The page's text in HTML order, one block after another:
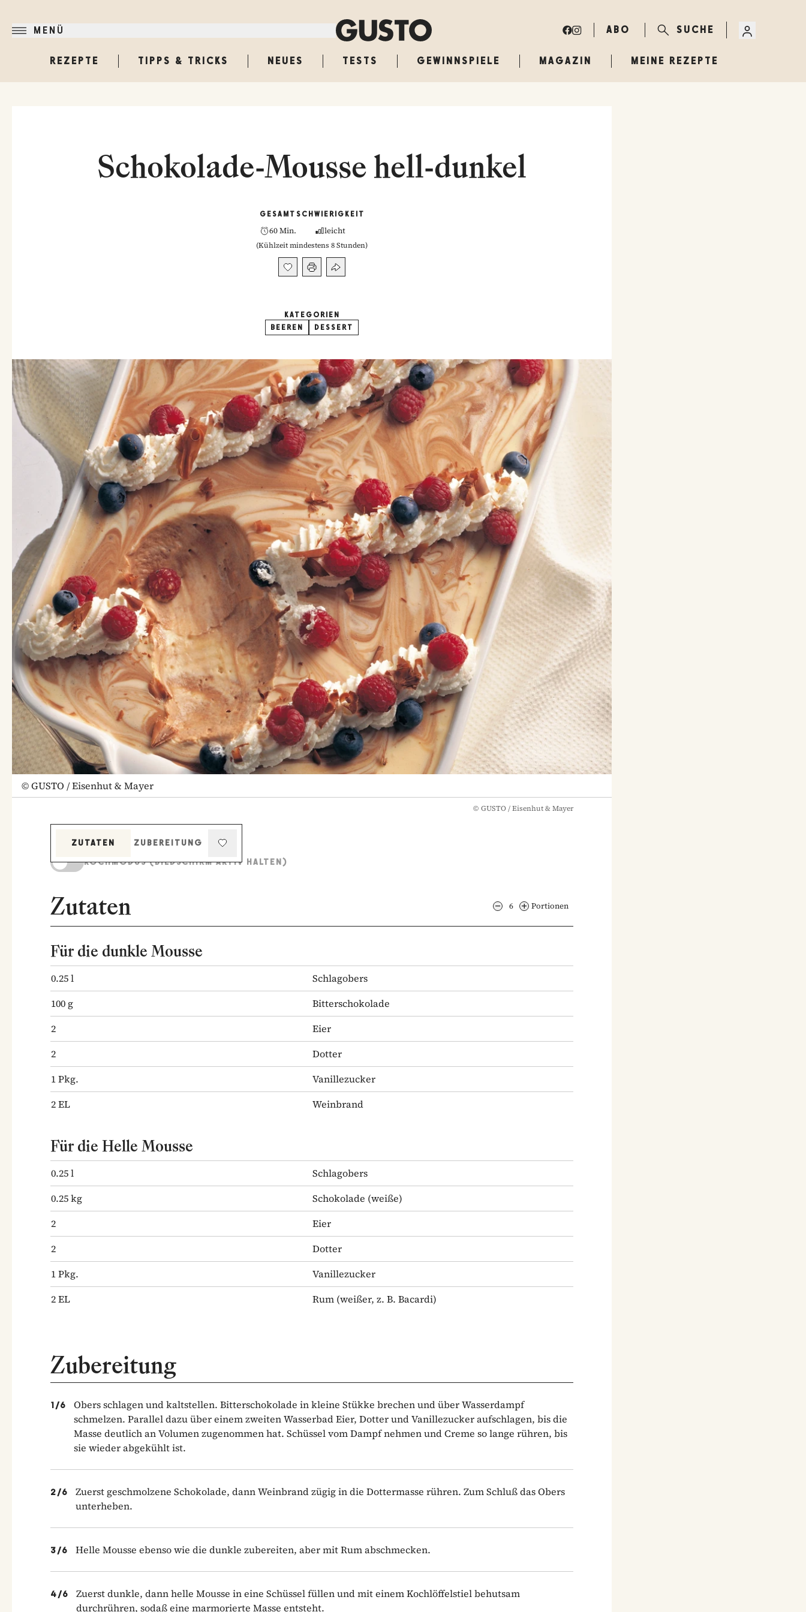
MENÜ ABO SUCHE
REZEPTE TIPPS & TRICKS NEUES TESTS GEWINNSPIELE MAGAZIN MEINE REZEPTE
Schokolade-Mousse hell-dunkel
GESAMT
60 Min.
SCHWIERIGKEIT
leicht
(Kühlzeit mindestens 8 Stunden)
KATEGORIEN
BEEREN
DESSERT
©GUSTO / Eisenhut & Mayer
© GUSTO / Eisenhut & Mayer
ZUTATEN
ZUBEREITUNG
KOCHMODUS (BILDSCHIRM AKTIV HALTEN)
Zutaten 6 Portionen
Für die dunkle Mousse
0.25l
Schlagobers
100 g
Bitterschokolade
2
Eier
2
Dotter
1Pkg.
Vanillezucker
2EL Weinbrand
Für die Helle Mousse
0.25l
Schlagobers
0.25kg Schokolade (weiße)
2
Eier
2
Dotter
1Pkg.
Vanillezucker
2EL Rum (weißer, z. B. Bacardi)
Zubereitung
1/6
Obers schlagen und kaltstellen. Bitterschokolade in kleine Stükke brechen und über Wasserdampf
schmelzen. Parallel dazu über einem zweiten Wasserbad Eier, Dotter und Vanillezucker aufschlagen, bis die
Masse deutlich an Volumen zugenommen hat. Schüssel vom Dampf nehmen und Creme so lange rühren, bis
sie wieder abgekühlt ist.
2/6
Zuerst geschmolzene Schokolade, dann Weinbrand zügig in die Dottermasse rühren. Zum Schluß das Obers
unterheben.
3/6 Helle Mousse ebenso wie die dunkle zubereiten, aber mit Rum abschmecken.
4/6
Zuerst dunkle, dann helle Mousse in eine Schüssel füllen und mit einem Kochlöffelstiel behutsam
durchrühren, sodaß eine marmorierte Masse entsteht.